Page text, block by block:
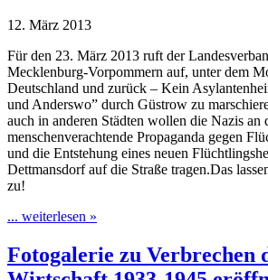
12. März 2013
Für den 23. März 2013 ruft der
Mecklenburg-Vorpommern auf, unter dem
Deutschland und zurück – Kein
und Anderswo” durch Güstrow zu
auch in anderen Städten wollen die Nazis an
menschenverachtende Propaganda gegen
und die Entstehung eines neuen
Dettmansdorf auf die Straße tragen.Das
zu!
... weiterlesen »
Fotogalerie zu Verbrechen